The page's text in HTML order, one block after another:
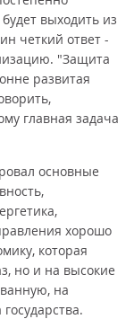
выходить из
четкий ответ -
"Защита
развитая
главная задача
основные
хорошо
которая
но и на высокие
на